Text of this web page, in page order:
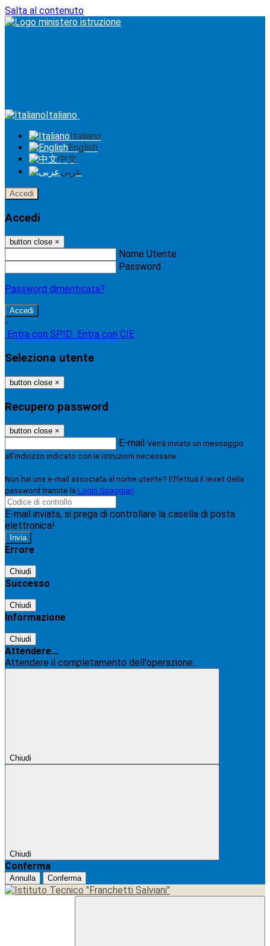
Salta al contenuto
Italiano
Italiano
English
中文
عربى
Accedi
Accedi
button close ×
Nome Utente
Password
Password dimenticata?
-
Entra con SPID
Entra con CIE
Seleziona utente
button close ×
Recupero password
button close ×
E-mail Verrà inviato un messaggio
all'indirizzo indicato con le istruzioni necessarie.
Non hai una e-mail associata al nome utente? Effettua il reset della
password tramite la Login Spaggiari
E-mail inviata, si prega di controllare la casella di posta
elettronica!
Errore
Chiudi
Successo
Chiudi
Informazione
Chiudi
Attendere...
Attendere il completamento dell'operazione...
Chiudi
Chiudi
Conferma
Annulla Conferma